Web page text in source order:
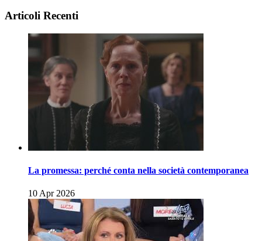
Articoli Recenti
La promessa: perché conta nella società contemporanea
10 Apr 2026